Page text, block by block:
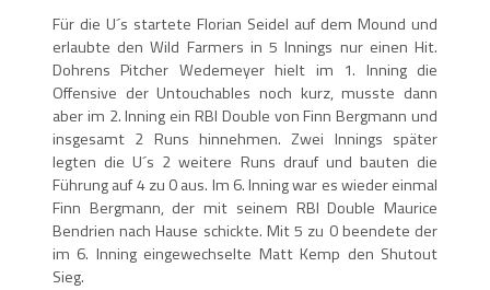
Für die U´s startete Florian Seidel auf dem Mound und
erlaubte den Wild Farmers in 5 Innings nur einen Hit.
Dohrens Pitcher Wedemeyer hielt im 1. Inning die
Offensive der Untouchables noch kurz, musste dann
aber im 2. Inning ein RBI Double von Finn Bergmann und
insgesamt 2 Runs hinnehmen. Zwei Innings später
legten die U´s 2 weitere Runs drauf und bauten die
Führung auf 4 zu 0 aus. Im 6. Inning war es wieder einmal
Finn Bergmann, der mit seinem RBI Double Maurice
Bendrien nach Hause schickte. Mit 5 zu 0 beendete der
im 6. Inning eingewechselte Matt Kemp den Shutout
Sieg.